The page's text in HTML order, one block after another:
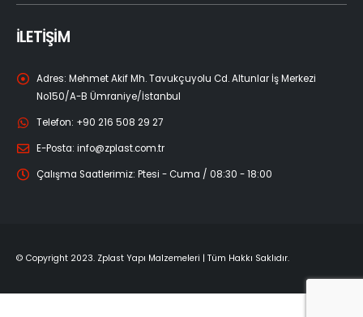
İLETİŞİM
Adres: Mehmet Akif Mh. Tavukçuyolu Cd. Altunlar İş Merkezi
No150/A-B Ümraniye/İstanbul
Telefon: +90 216 508 29 27
E-Posta: info@zplast.com.tr
Çalışma Saatlerimiz: Ptesi - Cuma / 08:30 - 18:00
© Copyright 2023. Zplast Yapı Malzemeleri | Tüm Hakkı Saklıdır.